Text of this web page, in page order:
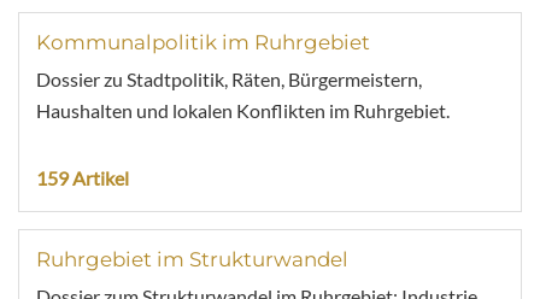
Kommunalpolitik im Ruhrgebiet
Dossier zu Stadtpolitik, Räten, Bürgermeistern,
Haushalten und lokalen Konflikten im Ruhrgebiet.
159 Artikel
Ruhrgebiet im Strukturwandel